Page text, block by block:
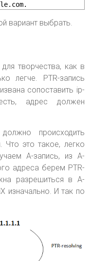
вариант выбрать.
творчества, как в
легче. PTR-запись
сопоставить ip-
адрес должен
происходить
Что это такое, легко
A-запись, из A-
адреса берем PTR-
разрешиться в A-
изначально. И так по